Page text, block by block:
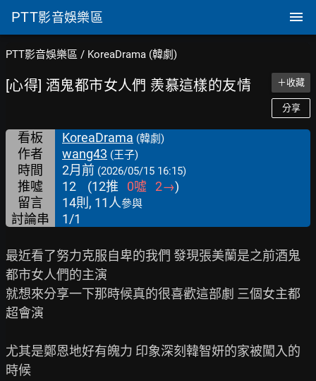
PTT影音娛樂區
PTT影音娛樂區 / KoreaDrama (韓劇)
[心得] 酒鬼都市女人們 羨慕這樣的友情 ＋收藏
分享
看板 KoreaDrama (韓劇)
作者 wang43 (王子)
時間 2月前 (2026/05/15 16:15)
推噓 12 (12推 0噓 2→)
留言
14則, 11人參與
討論串 1/1
最近看了努力克服自卑的我們 發現張美蘭是之前酒鬼
都市女人們的主演
就想來分享一下那時候真的很喜歡這部劇 三個女主都
超會演
尤其是鄭恩地好有魄力 印象深刻韓智妍的家被闖入的
時候